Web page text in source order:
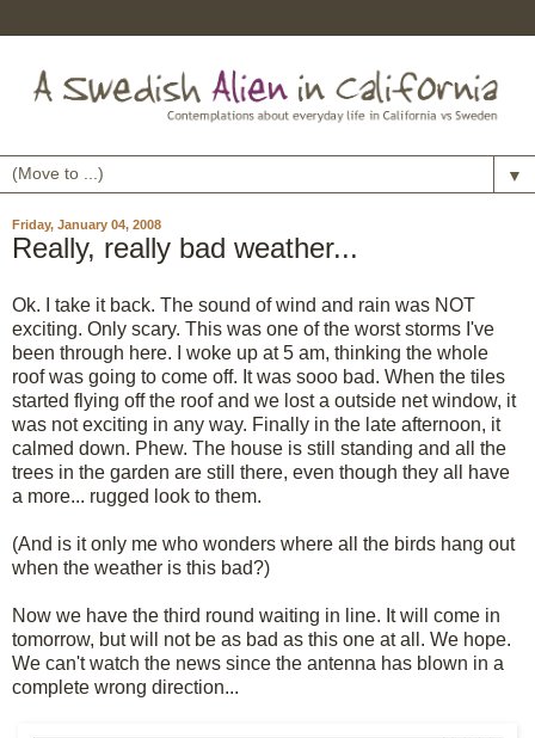
▼
Friday, January 04, 2008
Really, really bad weather...
Ok. I take it back. The sound of wind and rain was NOT
exciting. Only scary. This was one of the worst storms I've
been through here. I woke up at 5 am, thinking the whole
roof was going to come off. It was sooo bad. When the tiles
started flying off the roof and we lost a outside net window, it
was not exciting in any way. Finally in the late afternoon, it
calmed down. Phew. The house is still standing and all the
trees in the garden are still there, even though they all have
a more... rugged look to them.
(And is it only me who wonders where all the birds hang out
when the weather is this bad?)
Now we have the third round waiting in line. It will come in
tomorrow, but will not be as bad as this one at all. We hope.
We can't watch the news since the antenna has blown in a
complete wrong direction...